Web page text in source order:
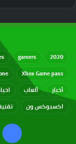
2020
gamers
Xbox Game pass
أخبار
ألعاب
اكسبوكس ون